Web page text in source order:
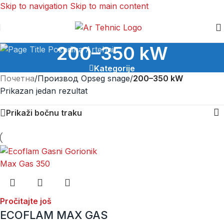
Skip to navigation Skip to main content
200–350 kW
Kategorije
Почетна/Производ Opseg snage/200–350 kW
Prikazan jedan rezultat
Prikaži bočnu traku
Pročitajte još
ECOFLAM MAX GAS